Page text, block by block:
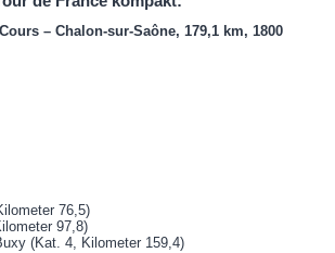
– Chalon-sur-Saône, 179,1 km, 1800
76,5)
97,8)
(Kat. 4, Kilometer 159,4)